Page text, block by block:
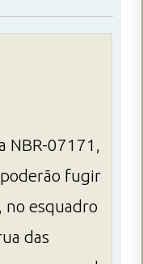
NBR-07171,
fugir
no esquadro
das